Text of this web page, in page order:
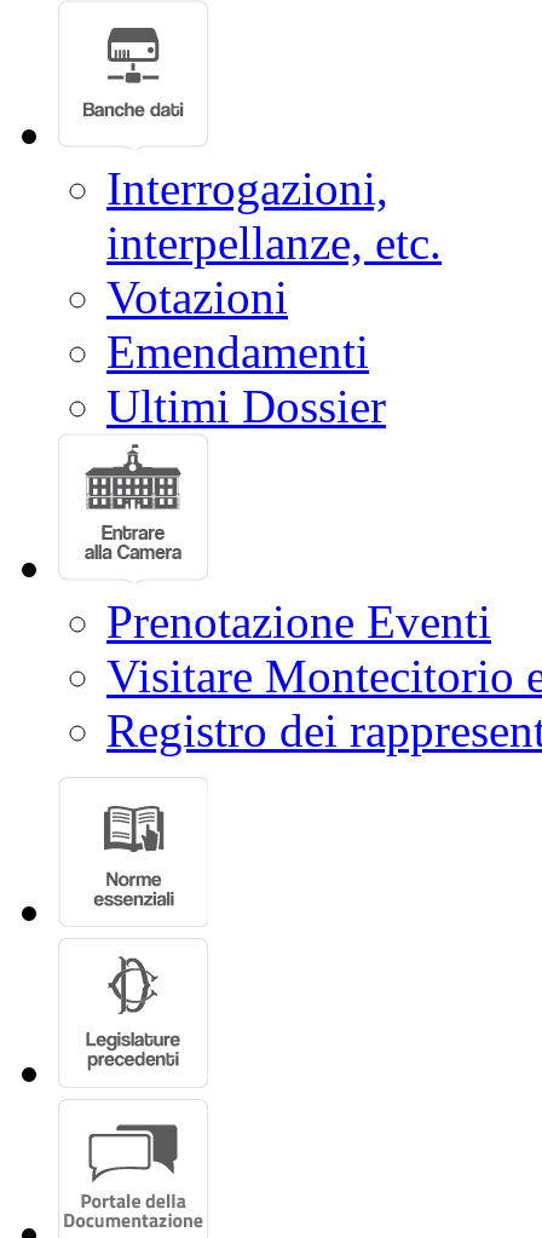
Interrogazioni,
interpellanze, etc.
Votazioni
Emendamenti
Ultimi Dossier
Prenotazione Eventi
Visitare Montecitorio
Registro dei